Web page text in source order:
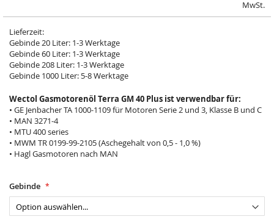
MwSt.
Lieferzeit:
Gebinde 20 Liter: 1-3 Werktage
Gebinde 60 Liter: 1-3 Werktage
Gebinde 208 Liter: 1-3 Werktage
Gebinde 1000 Liter: 5-8 Werktage
Wectol Gasmotorenöl Terra GM 40 Plus ist verwendbar für:
• GE Jenbacher TA 1000-1109 für Motoren Serie 2 und 3, Klasse B und C
• MAN 3271-4
• MTU 400 series
• MWM TR 0199-99-2105 (Aschegehalt von 0,5 - 1,0 %)
• Hagl Gasmotoren nach MAN
Gebinde